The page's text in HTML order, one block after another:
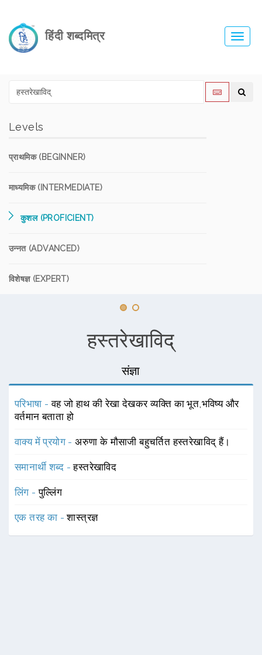
हिंदी शब्दमित्र
Levels
प्राथमिक (BEGINNER)
माध्यमिक (INTERMEDIATE)
कुशल (PROFICIENT)
उन्नत (ADVANCED)
विशेषज्ञ (EXPERT)
हस्तरेखाविद्
संज्ञा
परिभाषा -वह जो हाथ की रेखा देखकर व्यक्ति का भूत,भविष्य और
वर्तमान बताता हो
वाक्य में प्रयोग -अरुणा के मौसाजी बहुचर्तित हस्तरेखाविद् हैं।
समानार्थी शब्द -हस्तरेखाविद
लिंग -पुल्लिंग
एक तरह का -शास्त्रज्ञ